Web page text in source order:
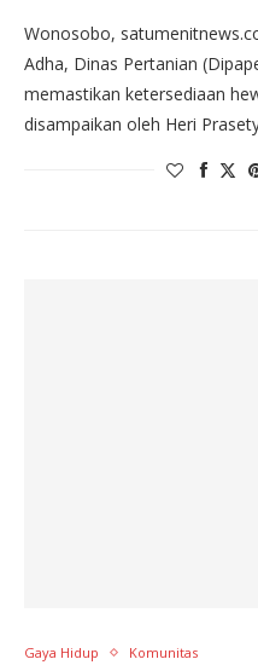
Wonosobo,
Adha, Dinas Pertanian
memastikan ketersediaan
disampaikan oleh Heri
Gaya Hidup Komunitas